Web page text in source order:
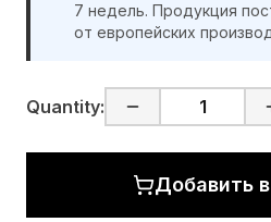
7 недель. Продукция
от европейских
Quantity:
Добавить